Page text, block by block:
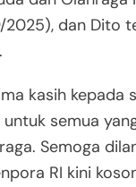
dan Dito
kasih kepada
semua
Semoga
RI kini